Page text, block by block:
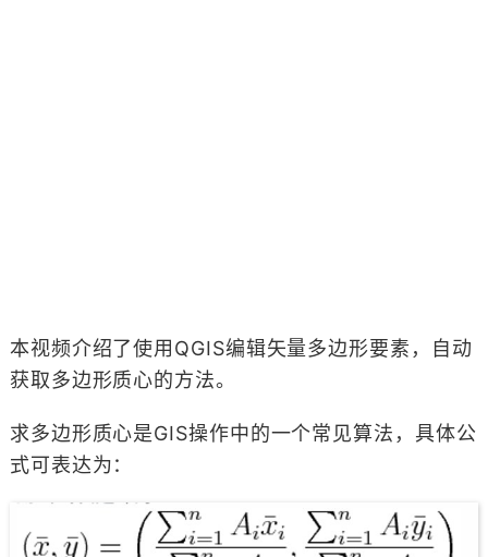
本视频介绍了使用QGIS编辑矢量多边形要素，自动
获取多边形质心的方法。
求多边形质心是GIS操作中的一个常见算法，具体公
式可表达为：